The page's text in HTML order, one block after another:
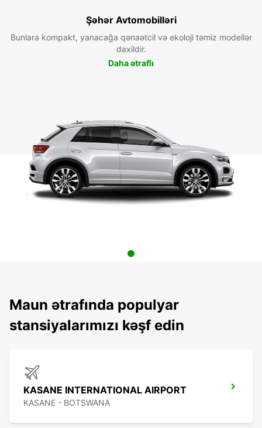
Şəhər Avtomobilləri
Bunlara kompakt, yanacağa qənaətcil və ekoloji təmiz modellər
daxildir.
Daha ətraflı
Maun ətrafında populyar
stansiyalarımızı kəşf edin
KASANE INTERNATIONAL AIRPORT
KASANE - BOTSWANA